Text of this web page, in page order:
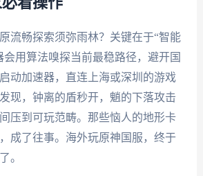
流畅探索须弥雨林？关键在于“智能
会用算法嗅探当前最稳路径，避开国
动加速器，直连上海或深圳的游戏
现，钟离的盾秒开，魈的下落攻击
压到可玩范畴。那些恼人的地形卡
成了往事。海外玩原神国服，终于
。